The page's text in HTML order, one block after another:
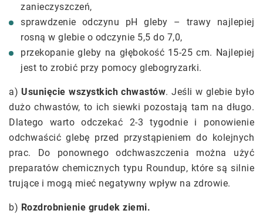
zanieczyszczeń,
sprawdzenie odczynu pH gleby – trawy najlepiej
rosną w glebie o odczynie 5,5 do 7,0,
przekopanie gleby na głębokość 15-25 cm. Najlepiej
jest to zrobić przy pomocy glebogryzarki.
a) Usunięcie wszystkich chwastów. Jeśli w glebie było
dużo chwastów, to ich siewki pozostają tam na długo.
Dlatego warto odczekać 2-3 tygodnie i ponowienie
odchwaścić glebę przed przystąpieniem do kolejnych
prac. Do ponownego odchwaszczenia można użyć
preparatów chemicznych typu Roundup, które są silnie
trujące i mogą mieć negatywny wpływ na zdrowie.
b) Rozdrobnienie grudek ziemi.